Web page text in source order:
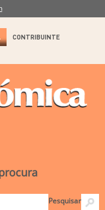
CONTRIBUINTE
Pesquisar